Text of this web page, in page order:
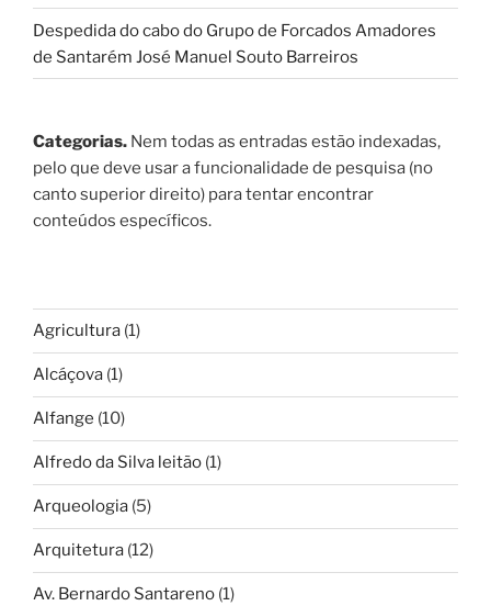
Despedida do cabo do Grupo de Forcados Amadores
de Santarém José Manuel Souto Barreiros
Categorias. Nem todas as entradas estão indexadas,
pelo que deve usar a funcionalidade de pesquisa (no
canto superior direito) para tentar encontrar
conteúdos específicos.
Agricultura (1)
Alcáçova (1)
Alfange (10)
Alfredo da Silva leitão (1)
Arqueologia (5)
Arquitetura (12)
Av. Bernardo Santareno (1)